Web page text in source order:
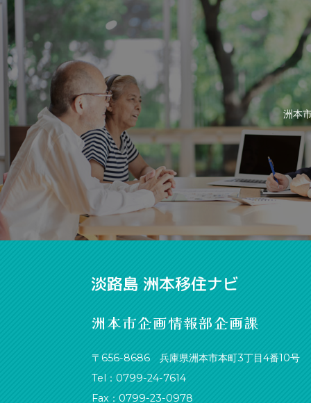
洲本
洲本市企画情報部企画課
〒656-8686 兵庫県洲本市本町3丁目4番10号
Tel：0799-24-7614
Fax：0799-23-0978